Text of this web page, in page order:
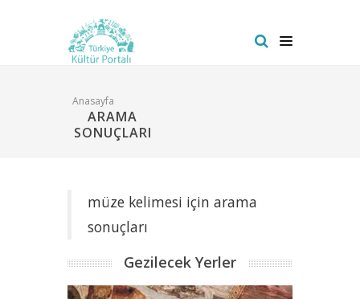
Anasayfa
ARAMA
SONUÇLARI
müze kelimesi için arama
sonuçları
Gezilecek Yerler